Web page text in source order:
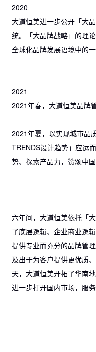
2020
大道恒美进一步公开「大
统。「大品牌战略」的理
全球化品牌发展语境中的一
2021
2021年春，大道恒美品牌
2021年夏，以实现城市品
TRENDS设计趋势」应运
势、探索产品力，赞颂中国
六年间，大道恒美依托「
了底层逻辑、企业商业逻
提供专业而充分的品牌管
及出于为客户提供更优质
天，大道恒美开拓了华南
进一步打开国内市场，服